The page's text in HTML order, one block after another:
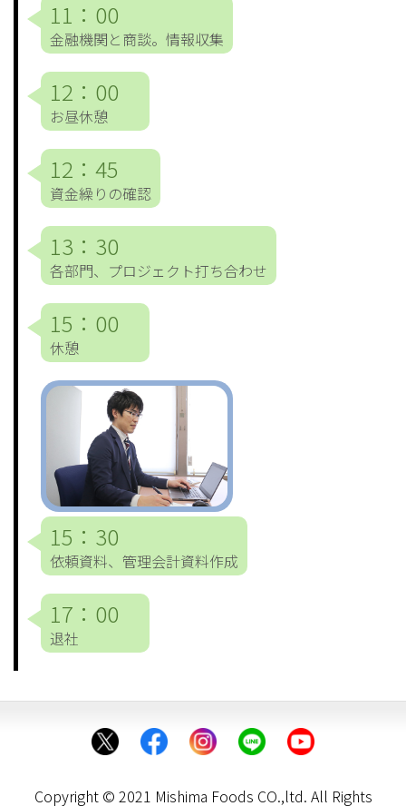
11：00
金融機関と商談。情報収集
12：00
お昼休憩
12：45
資金繰りの確認
13：30
各部門、プロジェクト打ち合わせ
15：00
休憩
15：30
依頼資料、管理会計資料作成
17：00
退社
Copyright © 2021 Mishima Foods CO.,ltd. All Rights